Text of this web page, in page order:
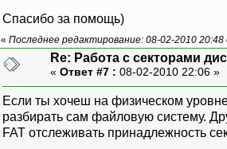
printf("Vvedite name
scanf("%s",buf);
printf("Vvedite kol-vo
scanf("%d",&sec);
FILE
char *seg,*off,*ptr1;
int disc;
disc=0x00;
Спасибо за помощь)
« Последнее редактирование: 08-02-2010
Re: Работа с секторами
« Ответ #7 : 08-02-2010 22:06 »
Если ты хочеш на физическом
разбирать сам файловую систему.
FAT отслеживать принадлежность